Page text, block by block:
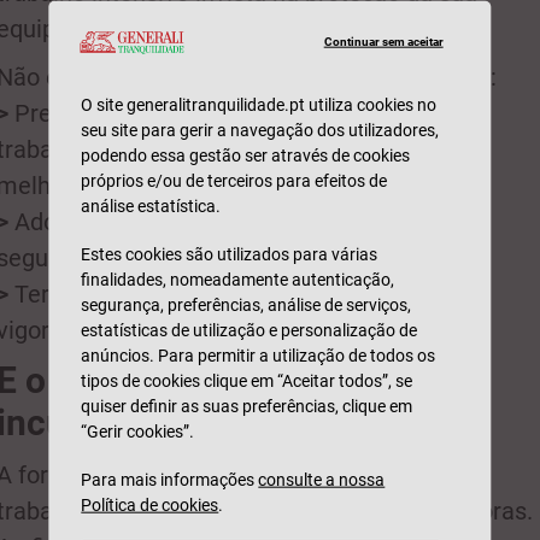
esquecer! Outros deveres do empregador:
Prevenir riscos e doenças profissionais dos
otimizando os processos e
os locais de trabalho;
Adotar medidas que garantam a higiene,
e saúde dos trabalhadores;
Ter umseguro de acidentes de trabalho
e adequado à sua atividade.
o que acontece por
formação que não for ministrada a cada
é transformada num crédito de horas.
Continuar sem aceitar
O site generalitranquilidade.pt utiliza cookies no
seu site para gerir a navegação dos utilizadores,
podendo essa gestão ser através de cookies
próprios e/ou de terceiros para efeitos de
análise estatística.
Estes cookies são utilizados para várias
finalidades, nomeadamente autenticação,
segurança, preferências, análise de serviços,
estatísticas de utilização e personalização de
anúncios. Para permitir a utilização de todos os
tipos de cookies clique em “Aceitar todos”, se
quiser definir as suas preferências, clique em
“Gerir cookies”.
Para mais informaçõesconsulte a nossa
Política de cookies.